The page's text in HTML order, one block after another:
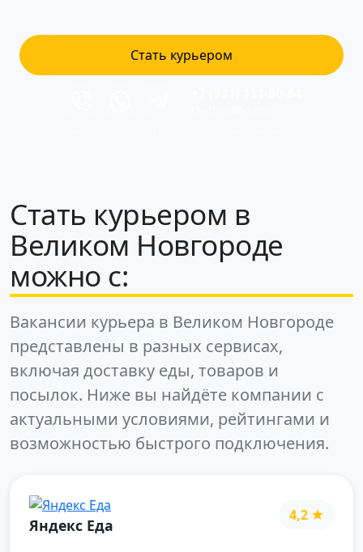
Стать курьером
Стать курьером в
Великом Новгороде
можно с:
Вакансии курьера в Великом Новгороде
представлены в разных сервисах,
включая доставку еды, товаров и
посылок. Ниже вы найдёте компании с
актуальными условиями, рейтингами и
возможностью быстрого подключения.
Яндекс Еда
4,2